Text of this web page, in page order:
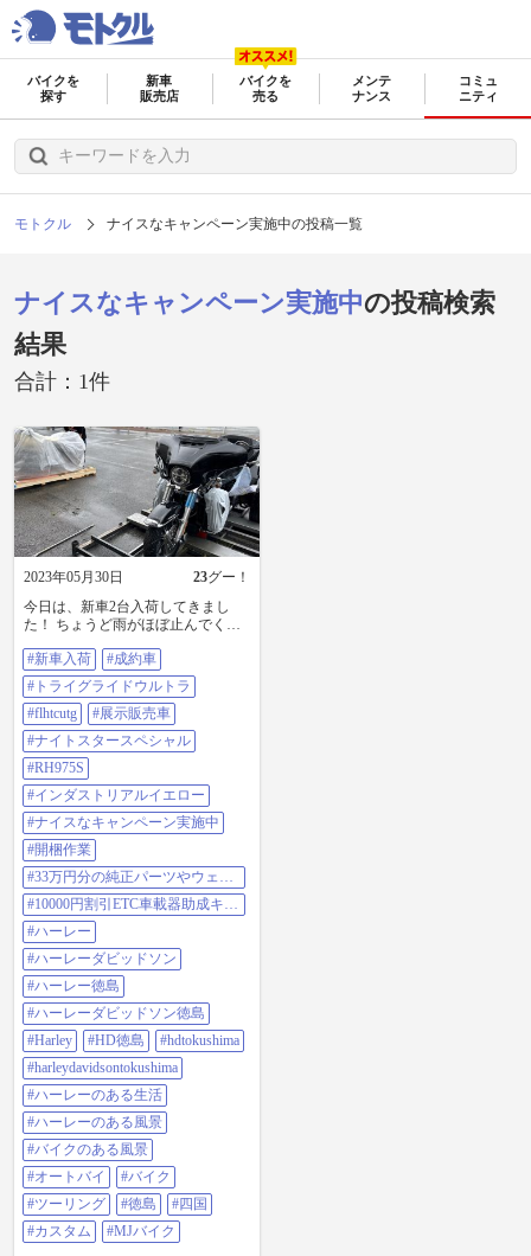
バイクを
探す
新車
販売店
バイクを
売る
メンテ
ナンス
コミュ
ニティ
モトクル ナイスなキャンペーン実施中の投稿一覧
ナイスなキャンペーン実施中の投稿検索
結果
合計：1件
2023年05月30日 23グー！
今日は、新車2台入荷してきまし
た！ ちょうど雨がほぼ止んでくれ
めてのトライク！ トライクグライ
ドウルトラ（FLHTCUTG）のビビ
ッドブラックです。 さすがに迫力
ありますね！ ご成約車両です。 そ
してもう1台。 ナイトスタースペシ
ャル（RH975S）です。 インダスト
リアルイエローというカラーが入
荷したのですが、 このモデルのこ
のカラーは初入荷です！ こちらは
店頭展示販売車になります。 ナイ
スなキャンペーン実施中。 #新車入
荷 #成約車 #トライグライドウルト
ラ #FLHTCUTG #展示販売車 #ナイ
トスタースペシャル #RH975S #イ
ンダストリアルイエロー #ナイスな
キャンペーン実施中 #開梱作業 ◆6
月1日(木)は休業日です。 ◆お得な
ブルスカチケット当店店頭にて販
売中！ ◆NEWモデル限定車ファス
トジョニー入荷！ ◆NEWモデル限
定車ハイウェイキング入荷！ ◆120
周年記念モデル販売中！ ◆ #33万円
分の純正パーツやウェアをプレゼ
ントキャンペーン実施中！ナイト
スター、ナイトスタースペシャ
ル、スポーツスターS成約＆納車特
典！6月30日まで！ ◆ #10000円割引
ETC車載器助成キャンペーン実施
中！6月2日まで！ ◆上質な中古車
多数あります！値下げしました！
◆ウェアとパーツ50〜70%OFFセー
ル商品あり！ #ハーレー #ハーレー
ダビッドソン #ハーレー徳島 #ハー
レーダビッドソン徳島 #harley #HD
#新車入荷
#成約車
#トライグライドウルトラ
#flhtcutg
#展示販売車
#ナイトスタースペシャル
#RH975S
#インダストリアルイエロー
#ナイスなキャンペーン実施中
#開梱作業
#33万円分の純正パーツやウェア
をプレゼントキャンペーン実施
中！ナイトスター、ナイトスター
スペシャル、スポーツスターS成
約＆納車特典！6月30日まで！
#10000円割引ETC車載器助成キャ
ンペーン実施中！6月2日まで！
#ハーレー
#ハーレーダビッドソン
#ハーレー徳島
#ハーレーダビッドソン徳島
#Harley
#HD徳島
#hdtokushima
#harleydavidsontokushima
#ハーレーのある生活
#ハーレーのある風景
#バイクのある風景
#オートバイ
#バイク
#ツーリング
#徳島
#四国
#カスタム
#MJバイク